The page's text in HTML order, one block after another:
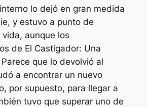
lo dejó en gran medida
y estuvo a punto de
aunque los
de El Castigador: Una
Parece que lo devolvió al
a encontrar un nuevo
por supuesto, para llegar a
tuvo que superar uno de